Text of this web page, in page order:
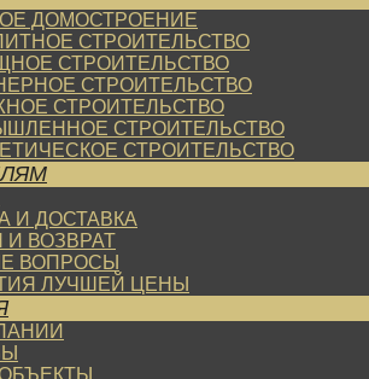
ДОМОСТРОЕНИЕ
СТРОИТЕЛЬСТВО
СТРОИТЕЛЬСТВО
СТРОИТЕЛЬСТВО
СТРОИТЕЛЬСТВО
СТРОИТЕЛЬСТВО
СТРОИТЕЛЬСТВО
И ДОСТАВКА
ВОЗВРАТ
ВОПРОСЫ
ЛУЧШЕЙ ЦЕНЫ